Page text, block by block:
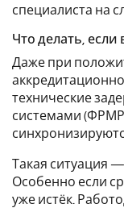
специалиста на
Что делать,
Даже при
технические
системами
Такая ситуация
Особенно если
уже истёк.